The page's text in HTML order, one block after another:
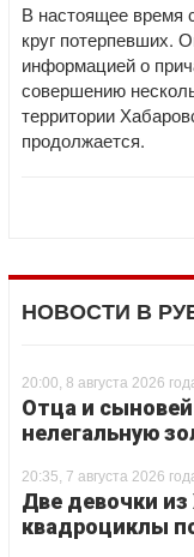
В настоящее время
круг потерпевших.
информацией о
совершению
территории
продолжается.
НОВОСТИ В
20:00, 8 августа 2026
Отца и
нелегальную
20:35, 7 августа 2026
Две девочки из
квадроциклы